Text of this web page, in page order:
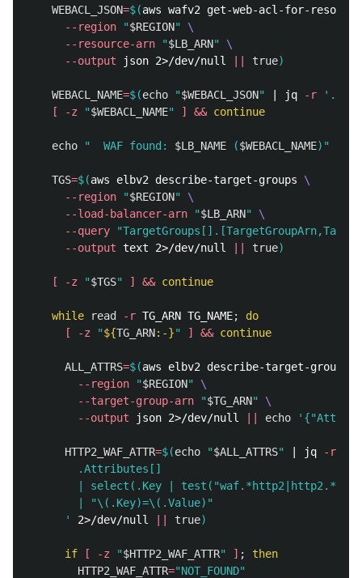
WEBACL_JSON=$(aws wafv2 get-web-acl-for-
--region
"$REGION"
\
--resource-arn
"$LB_ARN"
\
--output json 2>/dev/null true)
WEBACL_NAME=$(echo "$WEBACL_JSON" | jq -r
[
-z "$WEBACL_NAME" ] && continue
echo "  WAF found: $LB_NAME ($WEBACL_NAME)"
TGS=$(aws elbv2 describe-target-groups \
--region
"$REGION"
\
--load-balancer-arn
"$LB_ARN"
\
--query
--output text 2>/dev/null true)
[ -z "$TGS" ] && continue
    while
read -r TG_ARN TG_NAME;
do
[
-z "${TG_ARN:-}" ] && continue
ALL_ATTRS=$(aws elbv2 describe-target-
--region
"$REGION"
\
--target-group-arn
"$TG_ARN"
\
--output json 2>/dev/null echo
HTTP2_WAF_ATTR=$(echo "$ALL_ATTRS" | jq -r
        .Attributes[]
| select(.Key |
        | "\(.Key)=\(.Value)"
      '
2>/dev/null true)
if [ -z "$HTTP2_WAF_ATTR" ] ;
then
HTTP2_WAF_ATTR="NOT_FOUND"